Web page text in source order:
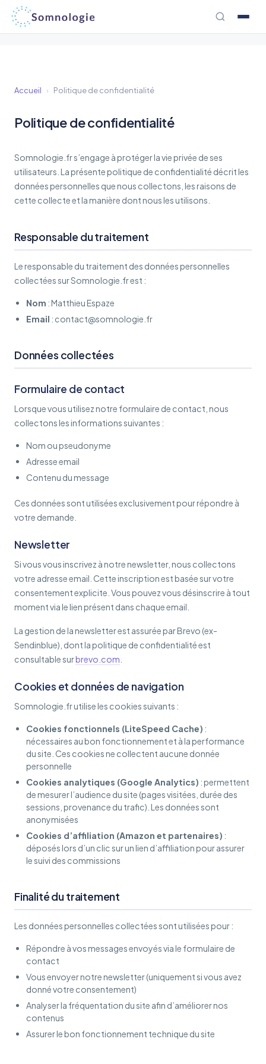
Aller
contenu
Accueil › Politique de confidentialité
Politique de confidentialité
Somnologie.fr s’engage à protéger la vie privée de ses
utilisateurs. La présente politique de confidentialité décrit les
données personnelles que nous collectons, les raisons de
cette collecte et la manière dont nous les utilisons.
Responsable du traitement
Le responsable du traitement des données personnelles
collectées sur Somnologie.fr est :
Nom : Matthieu Espaze
Email : contact@somnologie.fr
Données collectées
Formulaire de contact
Lorsque vous utilisez notre formulaire de contact, nous
collectons les informations suivantes :
Nom ou pseudonyme
Adresse email
Contenu du message
Ces données sont utilisées exclusivement pour répondre à
votre demande.
Newsletter
Si vous vous inscrivez à notre newsletter, nous collectons
votre adresse email. Cette inscription est basée sur votre
consentement explicite. Vous pouvez vous désinscrire à tout
moment via le lien présent dans chaque email.
La gestion de la newsletter est assurée par Brevo (ex-
Sendinblue), dont la politique de confidentialité est
consultable surbrevo.com
Cookies et données de navigation
Somnologie.fr utilise les cookies suivants :
Cookies fonctionnels (LiteSpeed Cache) :
nécessaires au bon fonctionnement et à la performance
du site. Ces cookies ne collectent aucune donnée
personnelle
Cookies analytiques (Google Analytics) : permettent
de mesurer l’audience du site (pages visitées, durée des
sessions, provenance du trafic). Les données sont
anonymisées
Cookies d’affiliation (Amazon et partenaires) :
déposés lors d’un clic sur un lien d’affiliation pour assurer
le suivi des commissions
Finalité du traitement
Les données personnelles collectées sont utilisées pour :
Répondre à vos messages envoyés via le formulaire de
contact
Vous envoyer notre newsletter (uniquement si vous avez
donné votre consentement)
Analyser la fréquentation du site afin d’améliorer nos
contenus
Assurer le bon fonctionnement technique du site